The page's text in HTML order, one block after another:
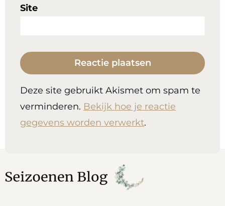
Site
Deze site gebruikt Akismet om spam te
verminderen. Bekijk hoe je reactie
gegevens worden verwerkt.